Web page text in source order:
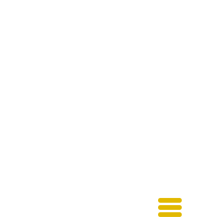
Main
Menu